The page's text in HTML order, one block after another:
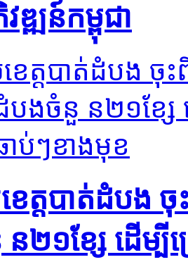
ឌ្ឍន៍កម្ពុជា
ត្តបាត់ដំបង ចុ
២១ខ្សែ ដើម្បី